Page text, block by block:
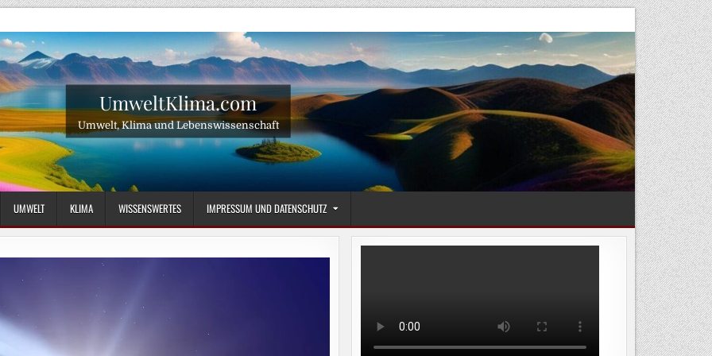
UmweltKlima.com
Umwelt, Klima und Lebenswissenschaft
UMWELT KLIMA WISSENSWERTES IMPRESSUM UND DATENSCHUTZ